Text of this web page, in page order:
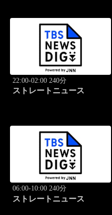
22:00-02:00 240分
ストレートニュース
06:00-10:00 240分
ストレートニュース